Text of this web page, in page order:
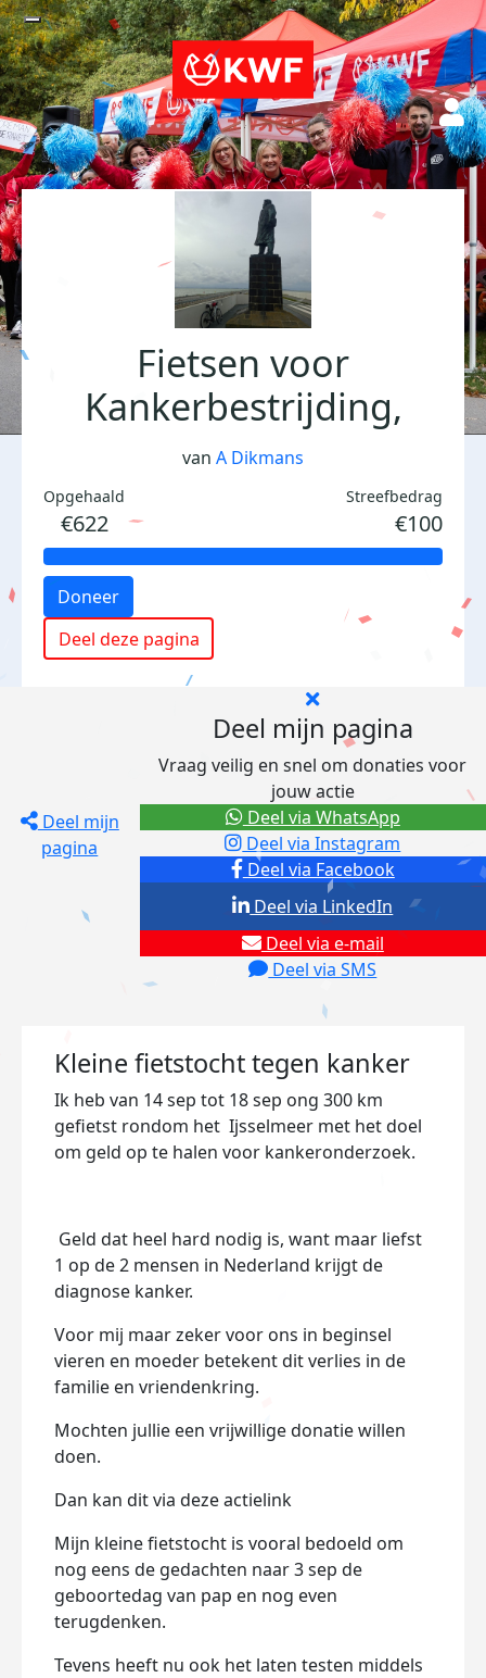
Fietsen voor
Kankerbestrijding,
van A Dikmans
Opgehaald
€622
Streefbedrag
€100
Doneer
Deel deze pagina
Deel mijn
pagina
Deel mijn pagina
Vraag veilig en snel om donaties voor
jouw actie
Deel via Facebook
Deel via Instagram
Deel via e-mail
Deel via SMS
Deel via LinkedIn
Deel via WhatsApp
Kleine fietstocht tegen kanker
Ik heb van 14 sep tot 18 sep ong 300 km
gefietst rondom het Ijsselmeer met het doel
om geld op te halen voor kankeronderzoek.
Geld dat heel hard nodig is, want maar liefst
1 op de 2 mensen in Nederland krijgt de
diagnose kanker.
Voor mij maar zeker voor ons in beginsel
vieren en moeder betekent dit verlies in de
familie en vriendenkring.
Mochten jullie een vrijwillige donatie willen
doen.
Dan kan dit via deze actielink
Mijn kleine fietstocht is vooral bedoeld om
nog eens de gedachten naar 3 sep de
geboortedag van pap en nog even
terugdenken.
Tevens heeft nu ook het laten testen middels